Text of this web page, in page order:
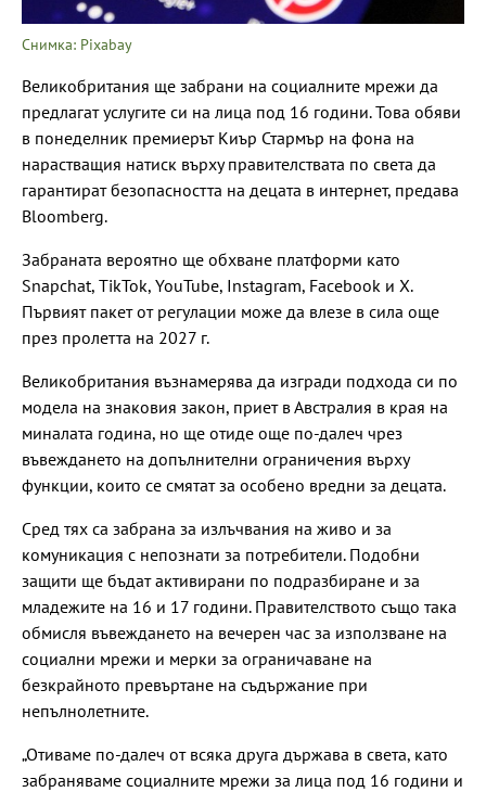
Снимка: Pixabay
Великобритания ще забрани на социалните мрежи да
предлагат услугите си на лица под 16 години. Това обяви
в понеделник премиерът Киър Стармър на фона на
нарастващия натиск върху правителствата по света да
гарантират безопасността на децата в интернет, предава
Bloomberg.
Забраната вероятно ще обхване платформи като
Snapchat, TikTok, YouTube, Instagram, Facebook и X.
Първият пакет от регулации може да влезе в сила още
през пролетта на 2027 г.
Великобритания възнамерява да изгради подхода си по
модела на знаковия закон, приет в Австралия в края на
миналата година, но ще отиде още по-далеч чрез
въвеждането на допълнителни ограничения върху
функции, които се смятат за особено вредни за децата.
Сред тях са забрана за излъчвания на живо и за
комуникация с непознати за потребители. Подобни
защити ще бъдат активирани по подразбиране и за
младежите на 16 и 17 години. Правителството също така
обмисля въвеждането на вечерен час за използване на
социални мрежи и мерки за ограничаване на
безкрайното превъртане на съдържание при
непълнолетните.
„Отиваме по-далеч от всяка друга държава в света, като
забраняваме социалните мрежи за лица под 16 години и